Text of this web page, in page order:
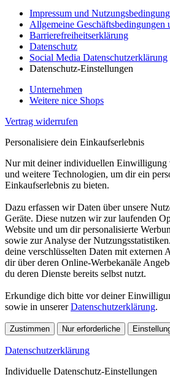
Impressum und
Allgemeine Geschäftsbedingungen
Barrierefreiheitserklärung
Datenschutz
Social Media Datenschutzerklärung
Datenschutz-Einstellungen
Unternehmen
Weitere nice Shops
Vertrag widerrufen
Personalisiere dein Einkaufserlebnis
Nur mit deiner individuellen Einwilligung
und weitere Technologien, um dir ein
Einkaufserlebnis zu bieten.
Dazu erfassen wir Daten über unsere
Geräte. Diese nutzen wir zur laufenden
Website und um dir personalisierte
sowie zur Analyse der
deine verschlüsselten Daten mit externen
dir über deren Online-Werbekanäle
du deren Dienste bereits selbst nutzt.
Erkundige dich bitte vor deiner
sowie in unsererDatenschutzerklärung.
Zustimmen Nur erforderliche
Datenschutzerklärung
Individuelle Datenschutz-Einstellungen